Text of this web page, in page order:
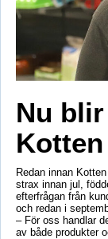
Nu
Redan innan
strax innan jul,
efterfrågan från
och redan i
– För oss handlar
av både produkter